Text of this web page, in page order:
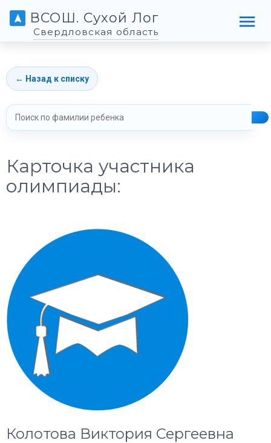
ВСОШ. Сухой Лог
Свердловская область
← Назад к списку
Карточка участника
олимпиады:
Колотова Виктория Сергеевна